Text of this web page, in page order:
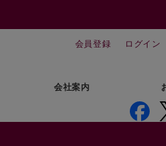
会員登録 ログイン
会社案内